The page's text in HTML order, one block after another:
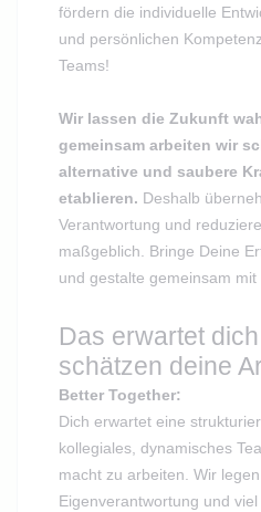
fördern die individuelle
und persönlichen
Teams!
Wir lassen die Zukunft
gemeinsam arbeiten wir
alternative und saubere
etablieren. Deshalb
Verantwortung und
maßgeblich. Bringe Deine
und gestalte gemeinsam
Das erwartet
schätzen deine
Better Together:
Dich erwartet eine
kollegiales, dynamisches
macht zu arbeiten. Wir
Eigenverantwortung und